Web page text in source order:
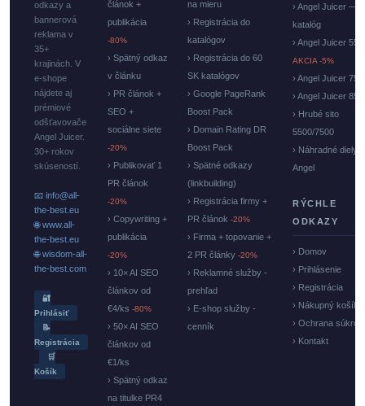
odkazy a
bannerová
reklama v
35+
krajinách. V
e-shope
nájdete aj
prémiové
odšťavovače
Angel Juicer.
30+ rokov
skúseností.
📧 info@all-
the-best.eu
🌐 www.all-
the-best.eu
🌐 wisdom-all-
the-best.com
🔐
Prihlásiť
📝
Registrácia
🛒
Košík
článok +
publikácia
-80%
› Spätný odkaz
v článku
› PR článok +
SEO +
sociálne siete
-20%
› Publikovať 1
PR článok
-20%
› Copywriting +
publikácia
-20%
› 10× AI SEO
článkov od
€4/ks -80%
› 50× AI SEO
článkov od
€1/ks
› Spätný odkaz
na titulke PR4
na mieru
› Registrácia do
katalógov
› Registrácia do 60
SK katalógov
› Google PageRank
Boost Pack
› Domain Rating DR
Boost Pack
› Spätné odkazy
(linkbuilding)
› Registrácia firmy +
PR článok -20%
› Firma + topovanie +
2 PR články -20%
› Reklamné služby -
prehľad
› E-shop služby -
cenník
› Angel Juicer —
katalóg
› Angel Juicer
AKCIA -5%
› Angel Juicer
› Angel Juicer
› Hrubé sito
5500/7500
› Náhradné diely
Angel
RÝCHLE
ODKAZY
› Domov
› Prihlásenie
› Registrácia
› Nákupný košík
› Ochrana
› Kontakt